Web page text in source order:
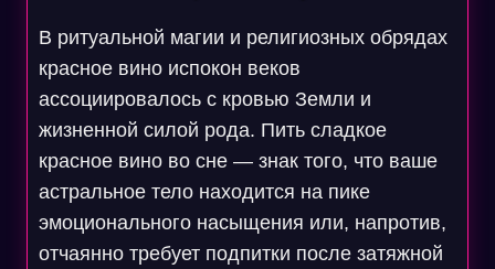
В ритуальной магии и религиозных обрядах
красное вино испокон веков
ассоциировалось с кровью Земли и
жизненной силой рода. Пить сладкое
красное вино во сне — знак того, что ваше
астральное тело находится на пике
эмоционального насыщения или, напротив,
отчаянно требует подпитки после затяжной